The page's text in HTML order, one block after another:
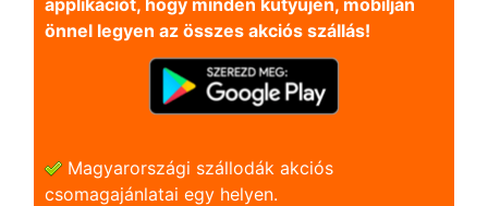
applikációt, hogy minden kütyüjén, mobilján
önnel legyen az összes akciós szállás!
Magyarországi szállodák akciós
csomagajánlatai egy helyen.